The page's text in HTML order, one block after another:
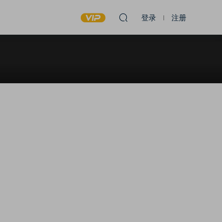
登录 注册